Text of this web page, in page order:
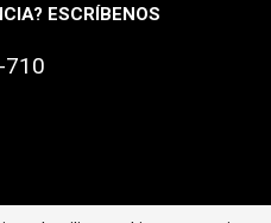
ESCRÍBENOS
710